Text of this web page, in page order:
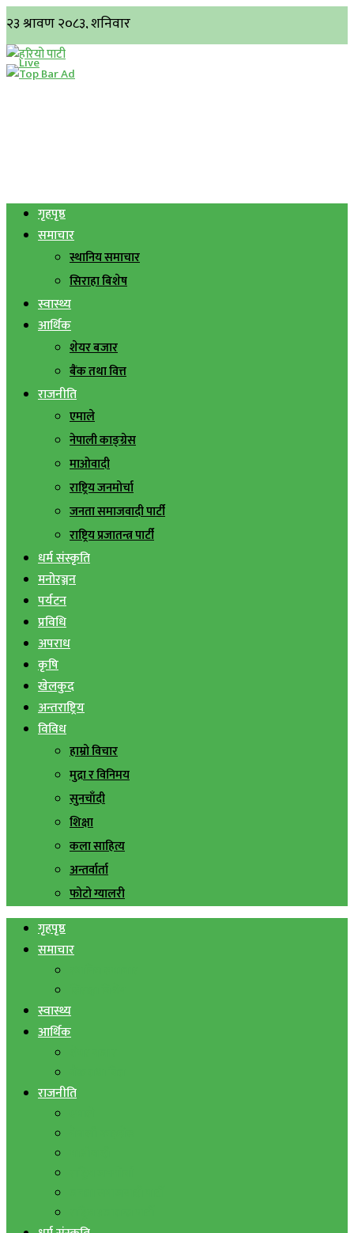
गृहपृष्ठ
समाचार
स्थानिय समाचार
सिराहा बिशेष
स्वास्थ्य
आर्थिक
शेयर बजार
बैंक तथा वित्त
राजनीति
एमाले
नेपाली काङ्ग्रेस
माओवादी
राष्ट्रिय जनमोर्चा
जनता समाजवादी पार्टी
राष्ट्रिय प्रजातन्त्र पार्टी
धर्म संस्कृति
मनोरञ्जन
पर्यटन
प्रविधि
अपराध
कृषि
खेलकुद
अन्तराष्ट्रिय
विविध
हाम्रो विचार
मुद्रा र विनिमय
सुनचाँदी
शिक्षा
कला साहित्य
अन्तर्वार्ता
फोटो ग्यालरी
गृहपृष्ठ
समाचार
स्वास्थ्य
आर्थिक
राजनीति